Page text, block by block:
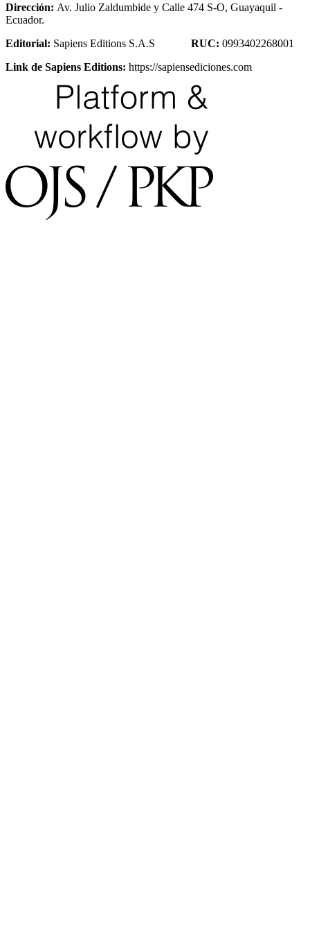
Dirección: Av. Julio Zaldumbide y Calle 474 S-O, Guayaquil -
Ecuador.
Editorial: Sapiens Editions S.A.S RUC: 0993402268001
Link de Sapiens Editions: https://sapiensediciones.com